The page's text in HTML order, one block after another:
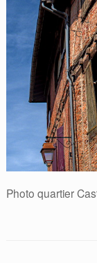
Photo quartier